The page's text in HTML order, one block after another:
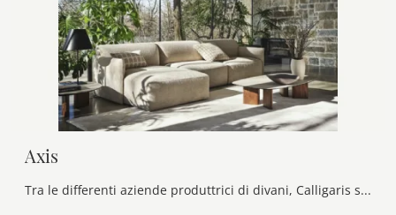
Axis
Tra le differenti aziende produttrici di divani, Calligaris si caratterizza per la qualità di materiali e finiture, come sa dimostrare il modello in ...